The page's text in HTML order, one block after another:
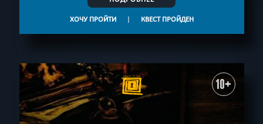
ХОЧУ ПРОЙТИ | КВЕСТ ПРОЙДЕН
10+